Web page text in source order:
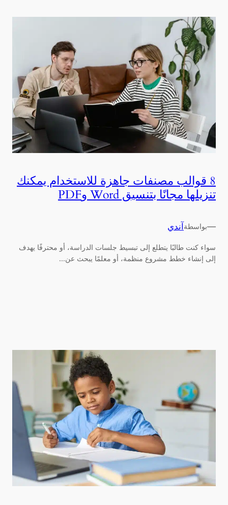
8 قوالب مصنفات جاهزة للاستخدام يمكنك
تنزيلها مجانًا بتنسيق Word وPDF
—بواسطة آندي
سواء كنت طالبًا يتطلع إلى تبسيط جلسات الدراسة، أو محترفًا يهدف
إلى إنشاء خطط مشروع منظمة، أو معلمًا يبحث عن...